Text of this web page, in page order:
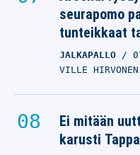
seurapomo
tunteikkaat
JALKAPALLO
VILLE HIRVONEN
Ei mitään
karusti